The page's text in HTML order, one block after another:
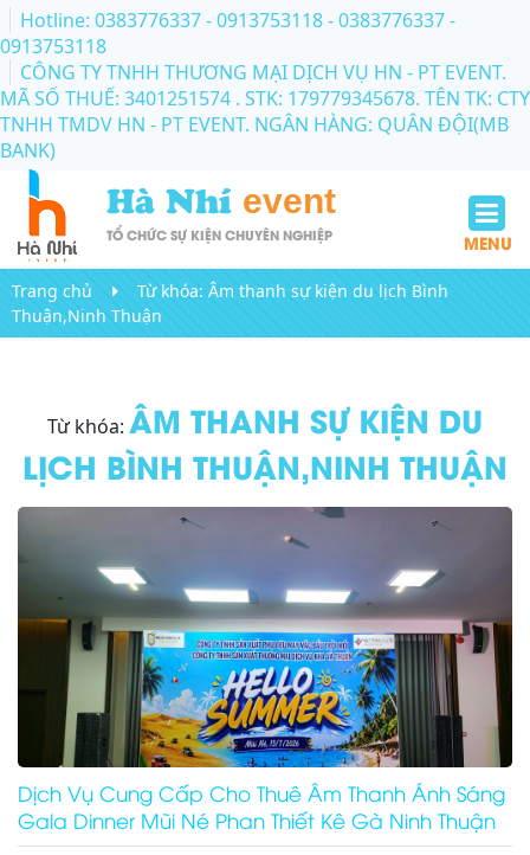
Hotline: 0383776337 - 0913753118- 0383776337 -
0913753118
CÔNG TY TNHH THƯƠNG MẠI DỊCH VỤ HN - PT EVENT.
MÃ SỐ THUẾ: 3401251574 . STK: 179779345678. TÊN TK: CTY
TNHH TMDV HN - PT EVENT. NGÂN HÀNG: QUÂN ĐỘI(MB
BANK)
Hà Nhí event
TỔ CHỨC SỰ KIỆN CHUYÊN NGHIỆP MENU
Trang chủ Từ khóa: Âm thanh sự kiện du lịch Bình
Thuận,Ninh Thuận
Từ khóa: ÂM THANH SỰ KIỆN DU
LỊCH BÌNH THUẬN,NINH THUẬN
Dịch Vụ Cung Cấp Cho Thuê Âm Thanh Ánh Sáng
Gala Dinner Mũi Né Phan Thiết Kê Gà Ninh Thuận